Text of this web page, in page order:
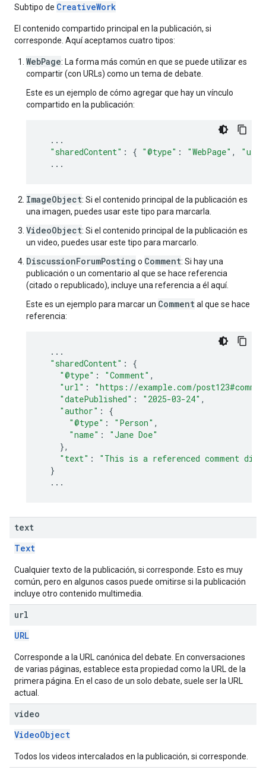
Subtipo de CreativeWork
El contenido compartido principal en la publicación, si
corresponde. Aquí aceptamos cuatro tipos:
WebPage: La forma más común en que se puede utilizar es
compartir (con URLs) como un tema de debate.
Este es un ejemplo de cómo agregar que hay un vínculo
compartido en la publicación:
...
"sharedContent" : { "@type" : "WebPage" ,
"url"
...
ImageObject: Si el contenido principal de la publicación es
una imagen, puedes usar este tipo para marcarla.
VideoObject: Si el contenido principal de la publicación es
un video, puedes usar este tipo para marcarlo.
DiscussionForumPosting o Comment: Si hay una
publicación o un comentario al que se hace referencia
(citado o republicado), incluye una referencia a él aquí.
Este es un ejemplo para marcar un Comment al que se hace
referencia:
...
"sharedContent" :
{
"@type" : "Comment" ,
"url" :
"https://example.com/
"datePublished" : "2025-03-24" ,
"author" :
{
"@type" : "Person" ,
"name" :
"Jane Doe"
},
"text" :
"This is a referenced comment
}
...
text
Text
Cualquier texto de la publicación, si corresponde. Esto es muy
común, pero en algunos casos puede omitirse si la publicación
incluye otro contenido multimedia.
url
URL
Corresponde a la URL canónica del debate. En conversaciones
de varias páginas, establece esta propiedad como la URL de la
primera página. En el caso de un solo debate, suele ser la URL
actual.
video
VideoObject
Todos los videos intercalados en la publicación, si corresponde.